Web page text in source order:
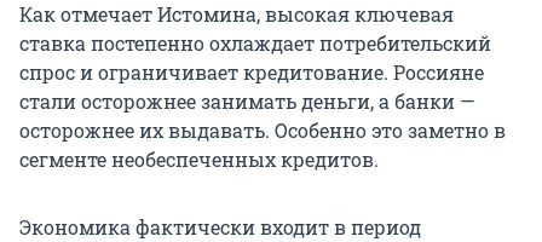
Как отмечает Истомина, высокая ключевая
ставка постепенно охлаждает потребительский
спрос и ограничивает кредитование. Россияне
стали осторожнее занимать деньги, а банки —
осторожнее их выдавать. Особенно это заметно в
сегменте необеспеченных кредитов.
Экономика фактически входит в период